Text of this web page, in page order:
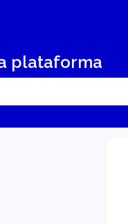
plataforma